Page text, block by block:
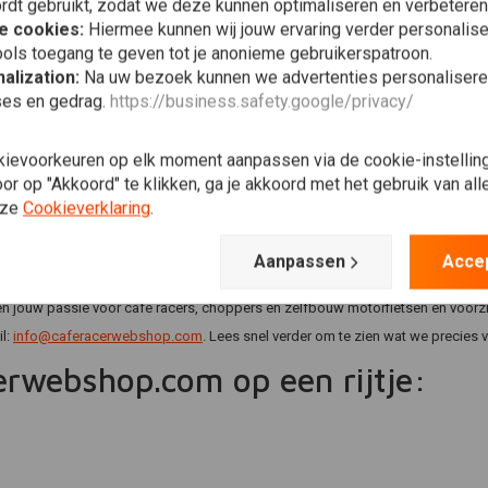
Verlanglijst
€5,94
dé plek voor al jouw
je niet verder te zoeken dan Caferacerwebshop.com. In ons
jouw passie voor cafe racers, choppers en zelfbouw motorfietsen en
info@caferacerwebshop.com. Lees snel verder om te zien wat we precies
op een rijtje:
gebruikt, zodat we deze kunnen optimaliseren en
cookies: Hiermee kunnen wij jouw ervaring verder
toegang te geven tot je anonieme gebruikerspatroon.
Na uw bezoek kunnen we advertenties
en gedrag. https://business.safety.google/privacy/
op elk moment aanpassen via de cookie-
op "Akkoord" te klikken, ga je akkoord met het gebruik van
Cookieverklaring.
Aanpassen